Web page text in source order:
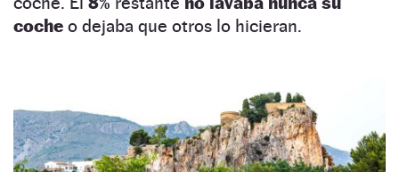
coche o dejaba que otros lo hicieran.